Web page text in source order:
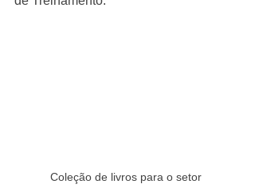
Coleção de livros para o setor